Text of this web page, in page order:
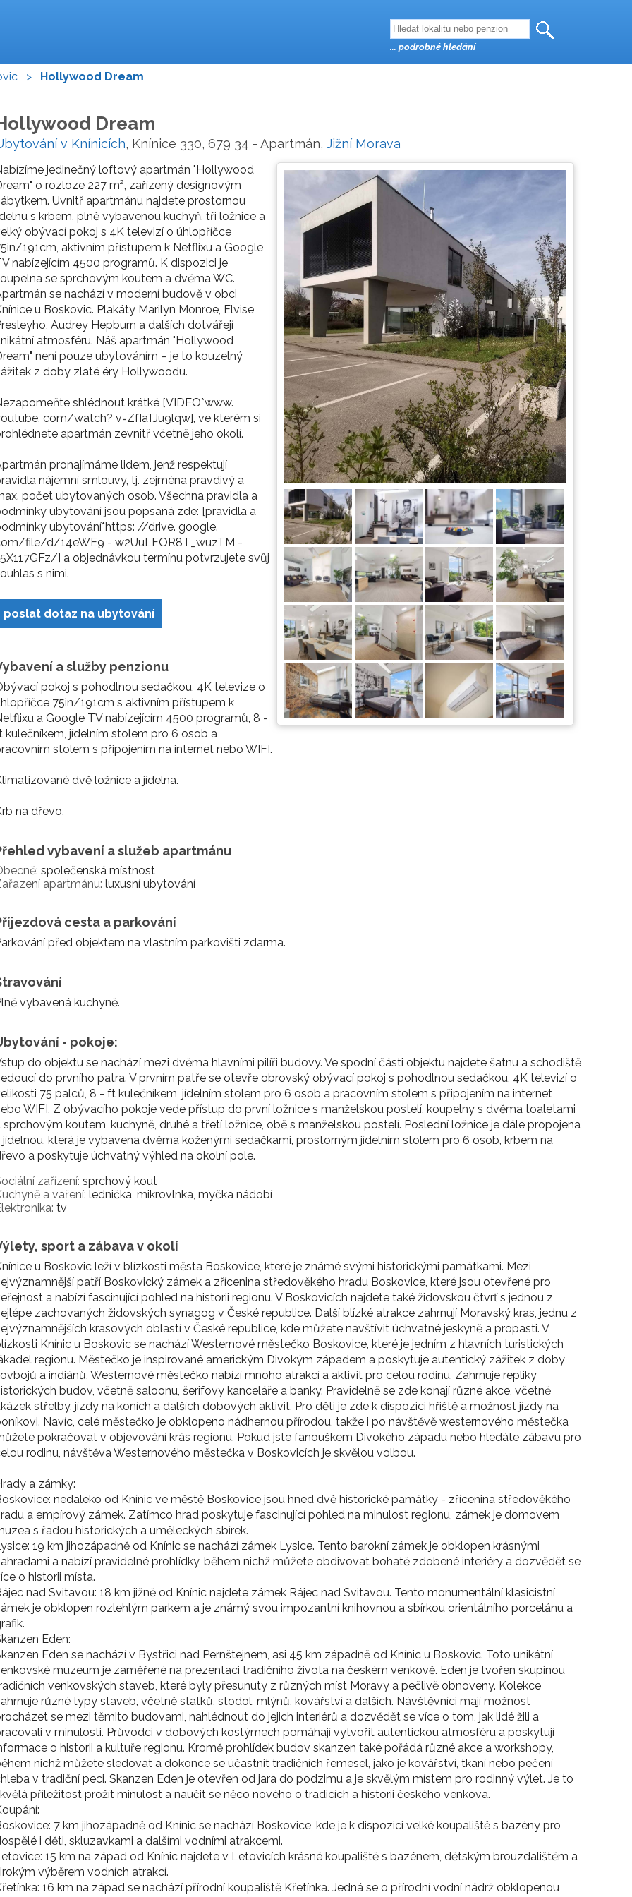
> Hollywood Dream
Dream
v Knínicích, Knínice 330, 679 34 - Apartmán, Jižní Morava
jedinečný loftový apartmán "Hollywood
o rozloze 227 m², zařízený designovým
Uvnitř apartmánu najdete prostornou
s krbem, plně vybavenou kuchyň, tři ložnice a
obývací pokoj s 4K televizí o úhlopříčce
191cm, aktivním přístupem k Netflixu a Google
nabízejícím 4500 programů. K dispozici je
se sprchovým koutem a dvěma WC.
se nachází v moderní budově v obci
u Boskovic. Plakáty Marilyn Monroe, Elvise
Audrey Hepburn a dalších dotvářejí
atmosféru. Náš apartmán "Hollywood
není pouze ubytováním – je to kouzelný
z doby zlaté éry Hollywoodu.
shlédnout krátké [VIDEO*www.
com/watch? v=ZfIaTJu9lqw], ve kterém si
apartmán zevnitř včetně jeho okolí.
pronajímáme lidem, jenž respektují
nájemní smlouvy, tj. zejména pravdivý a
počet ubytovaných osob. Všechna pravidla a
ubytování jsou popsaná zde: [pravidla a
ubytování*https: //drive. google.
file/d/14eWE9 - w2UuLFOR8T_wuzTM -
] a objednávkou termínu potvrzujete svůj
s nimi.
poslat dotaz na ubytování
a služby penzionu
pokoj s pohodlnou sedačkou, 4K televize o
75in/191cm s aktivním přístupem k
a Google TV nabízejícím 4500 programů, 8 -
kulečníkem, jídelním stolem pro 6 osob a
stolem s připojením na internet nebo WIFI.
dvě ložnice a jídelna.
na dřevo.
vybavení a služeb apartmánu
společenská místnost
apartmánu: luxusní ubytování
cesta a parkování
před objektem na vlastním parkovišti zdarma.
vybavená kuchyně.
- pokoje:
do objektu se nachází mezi dvěma hlavními pilíři budovy. Ve spodní části objektu najdete šatnu a schodiště
do prvního patra. V prvním patře se otevře obrovský obývací pokoj s pohodlnou sedačkou, 4K televizí o
75 palců, 8 - ft kulečníkem, jídelním stolem pro 6 osob a pracovním stolem s připojením na internet
WIFI. Z obývacího pokoje vede přístup do první ložnice s manželskou postelí, koupelny s dvěma toaletami
sprchovým koutem, kuchyně, druhé a třetí ložnice, obě s manželskou postelí. Poslední ložnice je dále propojena
jídelnou, která je vybavena dvěma koženými sedačkami, prostorným jídelním stolem pro 6 osob, krbem na
a poskytuje úchvatný výhled na okolní pole.
zařízení: sprchový kout
a vaření: lednička, mikrovlnka, myčka nádobí
tv
sport a zábava v okolí
u Boskovic leží v blízkosti města Boskovice, které je známé svými historickými památkami. Mezi
patří Boskovický zámek a zřícenina středověkého hradu Boskovice, které jsou otevřené pro
a nabízí fascinující pohled na historii regionu. V Boskovicích najdete také židovskou čtvrť s jednou z
zachovaných židovských synagog v České republice. Další blízké atrakce zahrnují Moravský kras, jednu z
krasových oblastí v České republice, kde můžete navštívit úchvatné jeskyně a propasti. V
Knínic u Boskovic se nachází Westernové městečko Boskovice, které je jedním z hlavních turistických
regionu. Městečko je inspirované americkým Divokým západem a poskytuje autentický zážitek z doby
a indiánů. Westernové městečko nabízí mnoho atrakcí a aktivit pro celou rodinu. Zahrnuje repliky
budov, včetně saloonu, šerifovy kanceláře a banky. Pravidelně se zde konají různé akce, včetně
střelby, jízdy na koních a dalších dobových aktivit. Pro děti je zde k dispozici hřiště a možnost jízdy na
Navíc, celé městečko je obklopeno nádhernou přírodou, takže i po návštěvě westernového městečka
pokračovat v objevování krás regionu. Pokud jste fanouškem Divokého západu nebo hledáte zábavu pro
rodinu, návštěva Westernového městečka v Boskovicích je skvělou volbou.
a zámky:
nedaleko od Knínic ve městě Boskovice jsou hned dvě historické památky - zřícenina středověkého
a empírový zámek. Zatímco hrad poskytuje fascinující pohled na minulost regionu, zámek je domovem
s řadou historických a uměleckých sbírek.
19 km jihozápadně od Knínic se nachází zámek Lysice. Tento barokní zámek je obklopen krásnými
a nabízí pravidelné prohlídky, během nichž můžete obdivovat bohatě zdobené interiéry a dozvědět se
o historii místa.
nad Svitavou: 18 km jižně od Knínic najdete zámek Rájec nad Svitavou. Tento monumentální klasicistní
je obklopen rozlehlým parkem a je známý svou impozantní knihovnou a sbírkou orientálního porcelánu a
Eden:
Eden se nachází v Bystřici nad Pernštejnem, asi 45 km západně od Knínic u Boskovic. Toto unikátní
muzeum je zaměřené na prezentaci tradičního života na českém venkově. Eden je tvořen skupinou
venkovských staveb, které byly přesunuty z různých míst Moravy a pečlivě obnoveny. Kolekce
různé typy staveb, včetně statků, stodol, mlýnů, kovářství a dalších. Návštěvníci mají možnost
se mezi těmito budovami, nahlédnout do jejich interiérů a dozvědět se více o tom, jak lidé žili a
v minulosti. Průvodci v dobových kostýmech pomáhají vytvořit autentickou atmosféru a poskytují
o historii a kultuře regionu. Kromě prohlídek budov skanzen také pořádá různé akce a workshopy,
nichž můžete sledovat a dokonce se účastnit tradičních řemesel, jako je kovářství, tkaní nebo pečení
v tradiční peci. Skanzen Eden je otevřen od jara do podzimu a je skvělým místem pro rodinný výlet. Je to
příležitost prožít minulost a naučit se něco nového o tradicích a historii českého venkova.
7 km jihozápadně od Knínic se nachází Boskovice, kde je k dispozici velké koupaliště s bazény pro
i děti, skluzavkami a dalšími vodními atrakcemi.
15 km na západ od Knínic najdete v Letovicích krásné koupaliště s bazénem, dětským brouzdalištěm a
výběrem vodních atrakcí.
16 km na západ se nachází přírodní koupaliště Křetínka. Jedná se o přírodní vodní nádrž obklopenou
... podrobné hledání